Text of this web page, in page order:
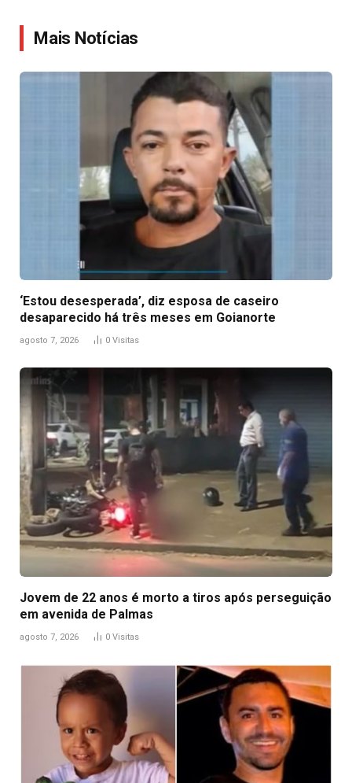
Mais Notícias
‘Estou desesperada’, diz esposa de caseiro
desaparecido há três meses em Goianorte
agosto 7, 2026 0 Visitas
Jovem de 22 anos é morto a tiros após perseguição
em avenida de Palmas
agosto 7, 2026 0 Visitas